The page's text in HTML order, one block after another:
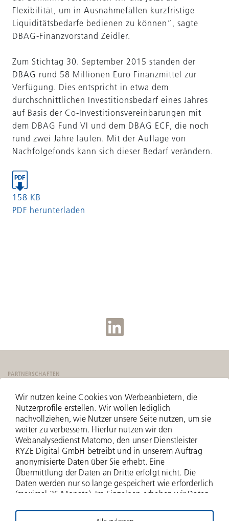
Flexibilität, um in Ausnahmefällen kurzfristige
Liquiditätsbedarfe bedienen zu können“, sagte
DBAG-Finanzvorstand Zeidler.
Zum Stichtag 30. September 2015 standen der
DBAG rund 58 Millionen Euro Finanzmittel zur
Verfügung. Dies entspricht in etwa dem
durchschnittlichen Investitionsbedarf eines Jahres
auf Basis der Co-Investitionsvereinbarungen mit
dem DBAG Fund VI und dem DBAG ECF, die noch
rund zwei Jahre laufen. Mit der Auflage von
Nachfolgefonds kann sich dieser Bedarf verändern.
158 KB
PDF herunterladen
PARTNERSCHAFTEN
Wir nutzen keine Cookies von Werbeanbietern, die
Nutzerprofile erstellen. Wir wollen lediglich
nachvollziehen, wie Nutzer unsere Seite nutzen, um sie
weiter zu verbessern. Hierfür nutzen wir den
Webanalysedienst Matomo, den unser Dienstleister
RYZE Digital GmbH betreibt und in unserem Auftrag
anonymisierte Daten über Sie erhebt. Eine
Übermittlung der Daten an Dritte erfolgt nicht. Die
Daten werden nur so lange gespeichert wie erforderlich
(maximal 36 Monate). Im Einzelnen erheben wir Daten
werden erfasst), zu aufgerufenen Webseiten und Ihrer